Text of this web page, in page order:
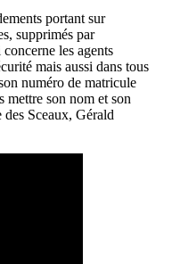
portant sur
supprimés par
les agents
mais aussi dans tous
numéro de matricule
son nom et son
Sceaux, Gérald